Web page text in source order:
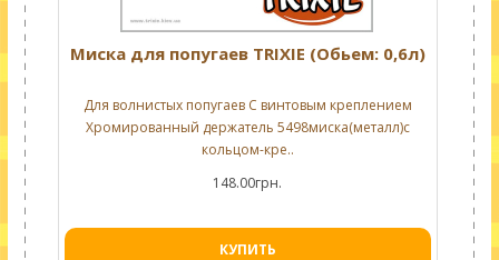
Миска для попугаев TRIXIE (Обьем: 0,6л)
Для волнистых попугаев С винтовым креплением
Хромированный держатель 5498миска(металл)с
кольцом-кре..
148.00грн.
КУПИТЬ